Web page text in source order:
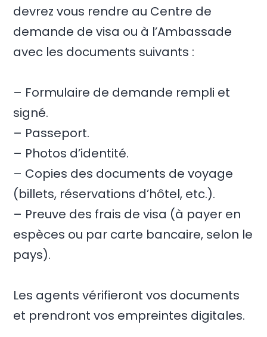
devrez vous rendre au Centre de
demande de visa ou à l’Ambassade
avec les documents suivants :
– Formulaire de demande rempli et
signé.
– Passeport.
– Photos d’identité.
– Copies des documents de voyage
(billets, réservations d’hôtel, etc.).
– Preuve des frais de visa (à payer en
espèces ou par carte bancaire, selon le
pays).
Les agents vérifieront vos documents
et prendront vos empreintes digitales.